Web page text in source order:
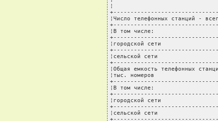
¦
¦Число телефонных станций -
¦В том числе:
¦городской сети
¦сельской сети
¦Общая емкость телефонных
¦тыс. номеров
¦В том числе:
¦городской сети
¦сельской сети